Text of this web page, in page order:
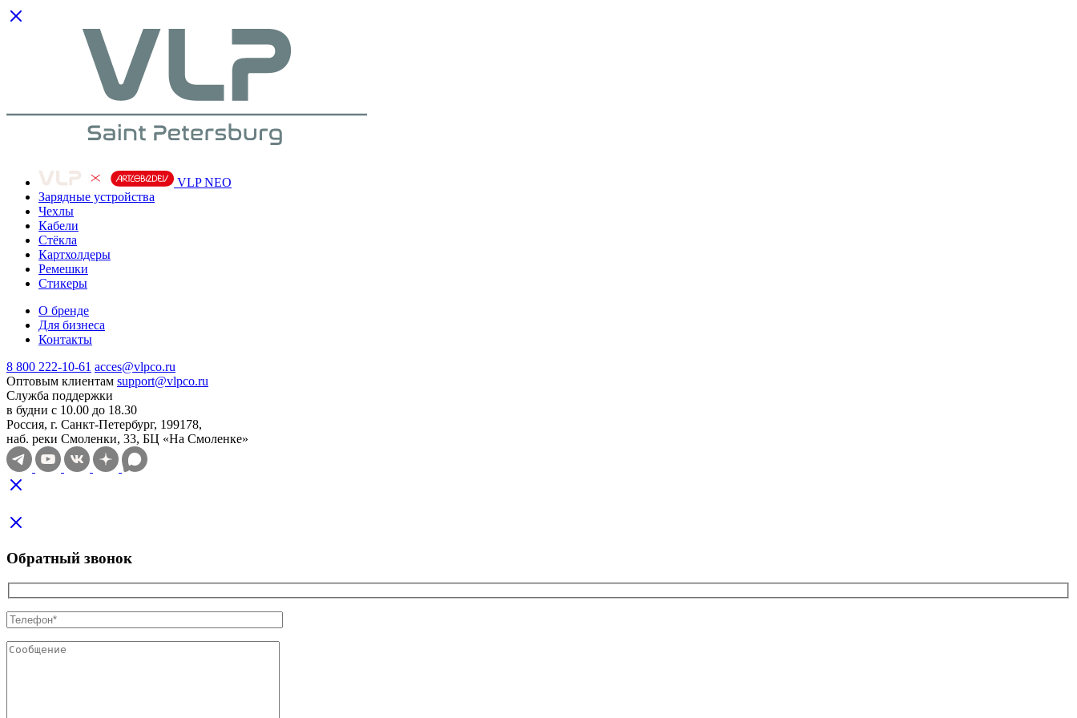
VLP NEO
Зарядные устройства
Чехлы
Кабели
Cтёкла
Картхолдеры
Ремешки
Стикеры
О бренде
Для бизнеса
Контакты
8 800 222-10-61 acces@vlpco.ru
Оптовым клиентам support@vlpco.ru
Служба поддержки
в будни с 10.00 до 18.30
Россия, г. Санкт-Петербург, 199178,
наб. реки Смоленки, 33, БЦ «На Смоленке»
Обратный звонок